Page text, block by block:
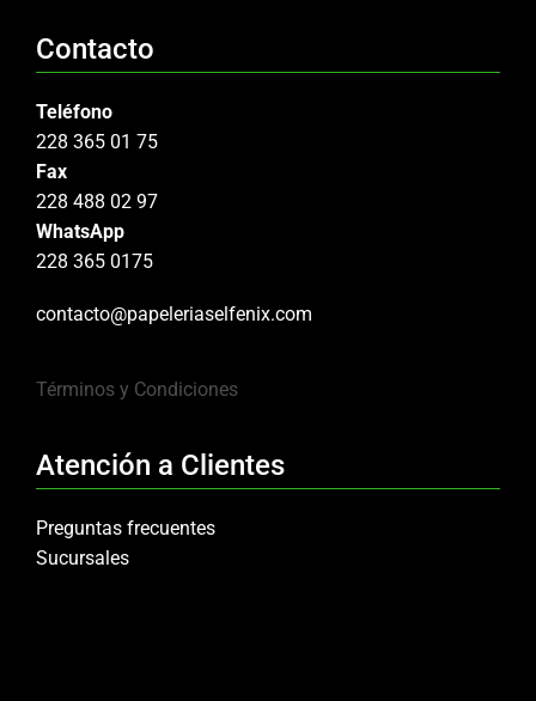
Contacto
Teléfono
228 365 01 75
Fax
228 488 02 97
WhatsApp
228 365 0175
contacto@papeleriaselfenix.com
Términos y Condiciones
Atención a Clientes
Preguntas frecuentes
Sucursales